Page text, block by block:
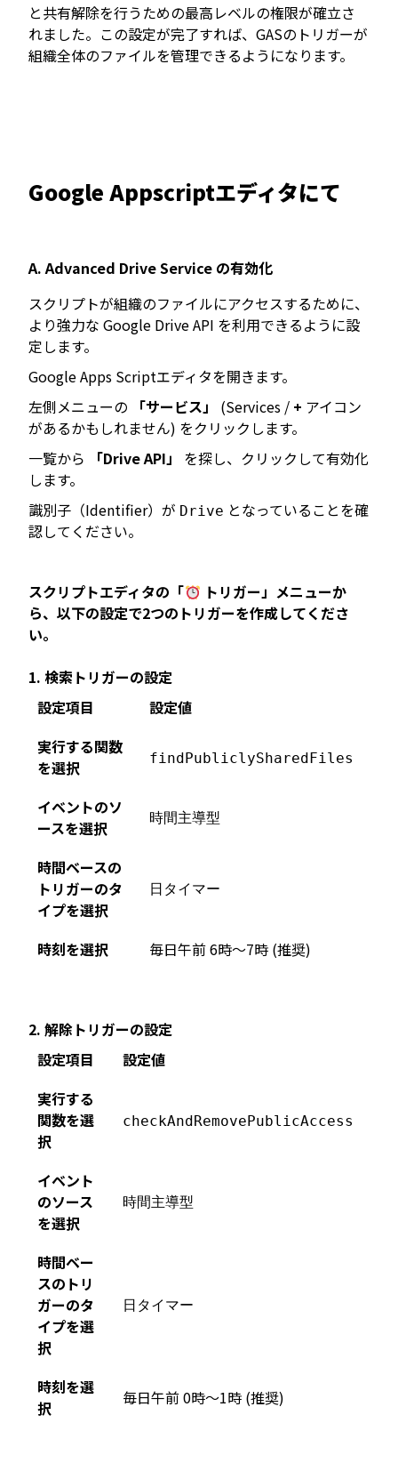
と共有解除を行うための最高レベルの権限が確立さ
れました。この設定が完了すれば、GASのトリガーが
組織全体のファイルを管理できるようになります。
Google Appscriptエディタにて
A. Advanced Drive Service の有効化
スクリプトが組織のファイルにアクセスするために、
より強力な Google Drive API を利用できるように設
定します。
Google Apps Scriptエディタを開きます。
左側メニューの
「サービス」 (Services / + アイコン
があるかもしれません) をクリックします。
一覧から
「Drive API」
を探し、クリックして有効化
します。
識別子（Identifier）が Drive となっていることを確
認してください。
スクリプトエディタの「
トリガー」メニューか
ら、以下の設定で2つのトリガーを作成してくださ
い。
1. 検索トリガーの設定
設定項目
設定値
実行する関数
を選択
findPubliclySharedFiles
イベントのソ
ースを選択
時間主導型
時間ベースの
トリガーのタ
イプを選択
日タイマー
時刻を選択 毎日午前 6時〜7時 (推奨)
2. 解除トリガーの設定
設定項目
設定値
実行する
関数を選
択
checkAndRemovePublicAccess
イベント
のソース
を選択
時間主導型
時間ベー
スのトリ
ガーのタ
イプを選
択
日タイマー
時刻を選
択
毎日午前 0時〜1時 (推奨)